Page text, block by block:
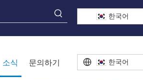
한국어
소식 문의하기 한국어